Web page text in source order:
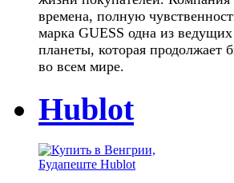
времена, полную
марка GUESS одна из
планеты, которая продолжает
во всем мире.
Hublot